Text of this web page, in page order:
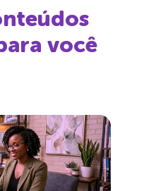
você